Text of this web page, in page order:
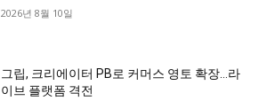
2026년 8월 10일
그립, 크리에이터 PB로 커머스 영토 확장…라
이브 플랫폼 격전